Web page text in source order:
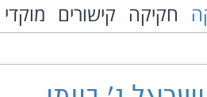
חקיקה קישורים